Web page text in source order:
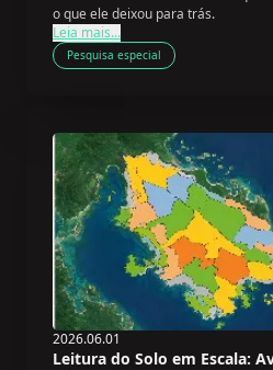
o que ele deixou para trás.
Leia mais...
Pesquisa especial
2026.06.01
Leitura do Solo em Escala: